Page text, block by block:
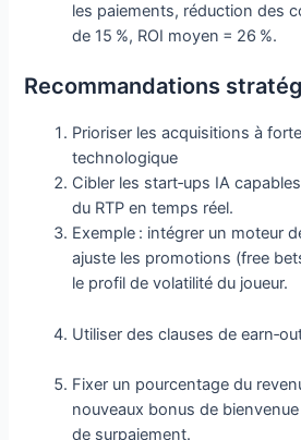
les paiements, réduction des
de 15 %, ROI moyen = 26 %.
Recommandations
Prioriser les acquisitions à
technologique
Cibler les start‑ups IA
du RTP en temps réel.
Exemple : intégrer un moteur
ajuste les promotions (free
le profil de volatilité du joueur.
Utiliser des clauses de
Fixer un pourcentage du
nouveaux bonus de
de surpaiement.